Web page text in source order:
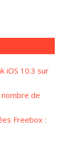
iOS 10.3 sur
de
Freebox :